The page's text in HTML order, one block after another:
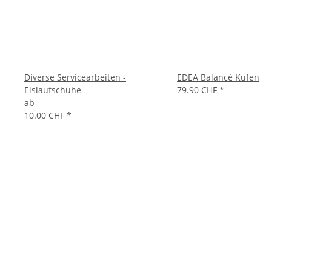
Diverse Servicearbeiten -
Eislaufschuhe
ab
10.00 CHF *
EDEA Balancè Kufen
79.90 CHF *